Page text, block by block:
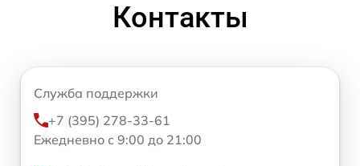
Контакты
Служба поддержки
+7 (395) 278-33-61
Ежедневно с 9:00 до 21:00